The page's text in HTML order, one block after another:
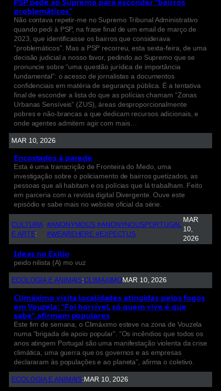
problemáticos”
Não contava repetir-me no Supremo Tribunal Administrativo
quando pedi à PSP, na frase final de um email de março de
2023, que identificasse os bairros que considerava
“problemáticos”. Mas a PSP recorreu, esta sexta-feira, de uma
decisão judicial a nosso favor, pedindo ao Supremo que se
pronuncie sobre “uma questão jurídica de importância
fundamental”: o acesso de jornalistas a documentos
confidenciais em matéria de segurança pública. É a tentativa
final de esconder a lista do que as polícias chamam “Zonas
Urbanas Sensíveis” (ZUS), áreas desproporcionalmente
pobres e não-brancas a que dedicam recursos adicionais, e
onde agentes admitem agir com mais…
MAR 10, 2026
Encostados à parede
Esta é uma transcrição de Fronteira do Medo, uma
investigação sobre o policiamento de bairros guetizados, as
pessoas que ali habitam e os polícias que lá trabalham. Feito
em parceria com a revista digital Divergente. Ouve este
episódio e sabe mais no website oficial da série.
CULTURA
E ARTE:
#ANONYMOUS #ANONYNOUSPORTUGAL
#WEAREHERE #EXPECTUS
MAR
10,
2026
Ideas no Exilio
peido nilista (A) mo vuz
ECOLOGIA E ANIMAIS:CLIMAXIMOMAR 10, 2026
Climáximo visita localidades atingidas pelos fogos
em Vouzela: “Foi horrível, só quem vive é que
sabe”, afirmam populares
Este fim de semana, o Climáximo esteve na zona de Vouzela
numa “brigada de apoio popular”. “Os incêndios que todos os
anos atingem Portugal são uma manifestação violenta da crise
climática, uma guerra que os governos e as empresas
declararam às populações e ao planeta”, afirma o coletivo.
ECOLOGIA E ANIMAIS: MAR 10, 2026